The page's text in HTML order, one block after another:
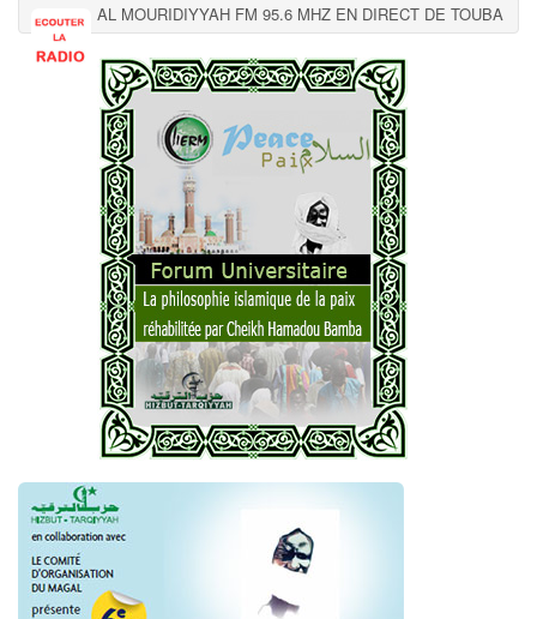
AL MOURIDIYYAH FM 95.6 MHZ EN DIRECT DE TOUBA